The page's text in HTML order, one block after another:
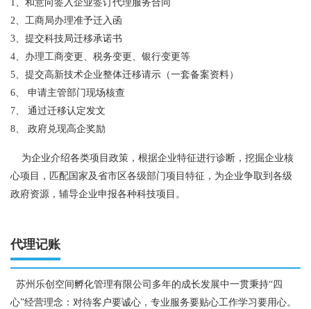
1、和意向签入企业签订代理服务合同
2、工商局办理准予迁入函
3、提交科技局迁移承诺书
4、办理工商变更、税务变更、银行变更等
5、提交高新技术企业整体迁移请示（一套备案资料）
6、 申请主管部门现场核查
7、 通过迁移认定发文
8、 政府兑现高企奖励
为企业介绍各类项目政策，根据企业特征进行诊断，挖掘企业核
心项目，匹配国家及省市区各级部门项目特征，为企业争取到各级
政府资源，辅导企业申报各种科技项目。
代理记账
苏州乐创空间孵化管理有限公司多年的成长发展中一贯秉持“四
心”经营理念：对待客户要诚心，专业服务要贴心工作学习要用心。